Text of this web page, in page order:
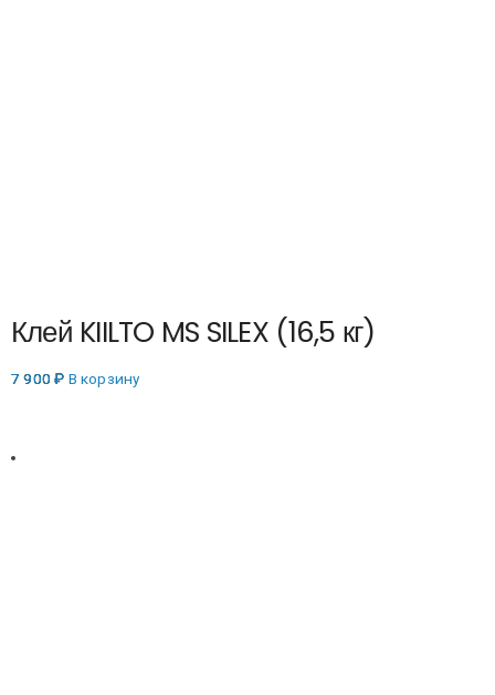
Клей KIILTO MS SILEX (16,5 кг)
7 900₽ В корзину